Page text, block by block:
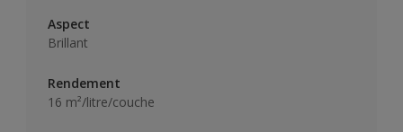
Aspect
Brillant
Rendement
16 m²/litre/couche